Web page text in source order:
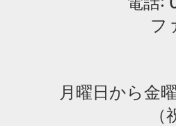
フ
月曜日から金